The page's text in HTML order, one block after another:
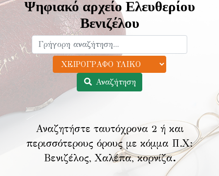
Ψηφιακό αρχείο Ελευθερίου
Βενιζέλου
Αναζήτηση
Αναζητήστε ταυτόχρονα 2 ή και
περισσότερους όρους με κόμμα Π.Χ:
Βενιζέλος, Χαλέπα, κορνίζα.